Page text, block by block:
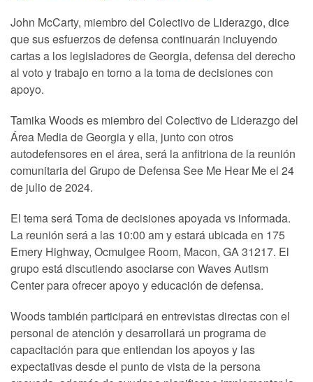
John McCarty, miembro del Colectivo de Liderazgo, dice
que sus esfuerzos de defensa continuarán incluyendo
cartas a los legisladores de Georgia, defensa del derecho
al voto y trabajo en torno a la toma de decisiones con
apoyo.
Tamika Woods es miembro del Colectivo de Liderazgo del
Área Media de Georgia y ella, junto con otros
autodefensores en el área, será la anfitriona de la reunión
comunitaria del Grupo de Defensa See Me Hear Me el 24
de julio de 2024.
El tema será Toma de decisiones apoyada vs informada.
La reunión será a las 10:00 am y estará ubicada en 175
Emery Highway, Ocmulgee Room, Macon, GA 31217. El
grupo está discutiendo asociarse con Waves Autism
Center para ofrecer apoyo y educación de defensa.
Woods también participará en entrevistas directas con el
personal de atención y desarrollará un programa de
capacitación para que entiendan los apoyos y las
expectativas desde el punto de vista de la persona